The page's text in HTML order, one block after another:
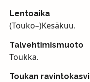
Lentoaika
(Touko–)Kesäkuu.
Talvehtimismuoto
Toukka.
Toukan ravintokasvi